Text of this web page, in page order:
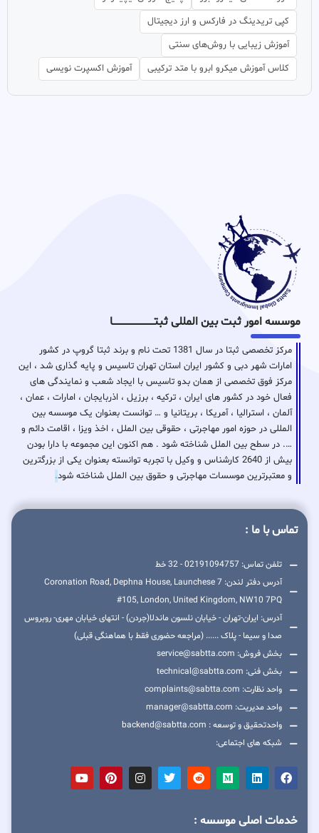
کپی تریدینگ در فارکس و ارز دیجیتال
آموزش زیبایی با روش‌های سنتی
کلاس آموزش میکرو ابرو با متد ترکیبی
آموزش اکسپرت نویسی
موسسه امور ثبت بین المللی ثبتـــــــــــــــــــــــــــــا
مرکز تخصصی ثبتا در سال 1381 تحت نام و برند ثبتا گروپ در کشور
امارات شهر دبی و کشور ایران استان تهران تاسیس و پایه گذاری شد ، این
مرکز فوق تخصصی از همان بدو تاسیس با ایجاد شعب و نمایندگی های
فعال خود در کشور های ایران ، ترکیه ، برزیل ، اذربایجان ، امارات ، عمان ،
آلمان ، استرالیا ، آمریکا ، بریتانیا و … توانست بعنوان یک موسسه بین
المللی در حوزه امور مهاجرتی ، حقوقی بین الملل ، اخذ ویزا ، اقامت دائم و
…. در سطح بین الملل شناخته شود . هم اکنون این مجموعه با دارا بودن
بیش از 2640 کارشناس و وکیل با تجربه توانسته بعنوان یکی از بزرگترین
و معتبرترین موسسات مهاجرتی و حقوق بین الملل شناخته شود.
تماس با ما :
تلفن تماس: 02191094757 - 32 خط
آدرس دفتر لندن: 7 Coronation Road, Dephna House, Launchese
#105, London, United Kingdom, NW10 7PQ
آدرس: ایران-تهران - خیابان نلسون ماندلا(جردن) - انتهای خیابان مهری- روبروس
صدا و سیما - پلاک ...... (مراجعه حضوری فقط با هماهنگی قبلی)
بخش فروش: service@sabtta.com
بخش فنی: technical@sabtta.com
واحد نظارت: complaints@sabtta.com
واحد مدیریت: manager@sabtta.com
واحدتحقیق و توسعه : backend@sabtta.com
شبکه های اجتماعی:
خدمات اصلی موسسه :